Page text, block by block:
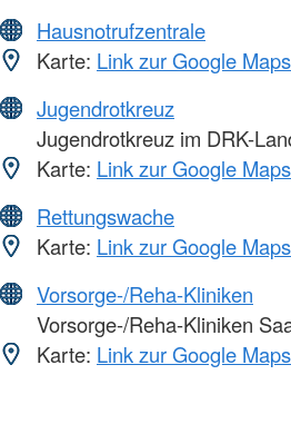
Hausnotrufzentrale
Karte: Link zur Google
Jugendrotkreuz
Jugendrotkreuz im DRK-
Karte: Link zur Google
Rettungswache
Karte: Link zur Google
Vorsorge-/Reha-Kliniken
Vorsorge-/Reha-Kliniken
Karte: Link zur Google